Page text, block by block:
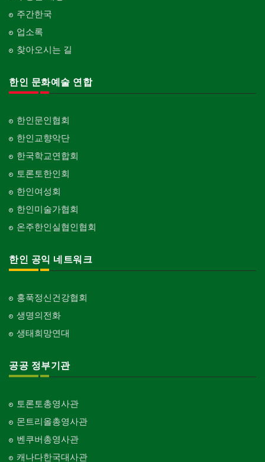
주간한국
업소록
찾아오시는 길
한인 문화예술 연합
한인문인협회
한인교향악단
한국학교연합회
토론토한인회
한인여성회
한인미술가협회
온주한인실협인협회
한인 공익 네트워크
홍푹정신건강협회
생명의전화
생태희망연대
공공 정부기관
토론토총영사관
몬트리올총영사관
벤쿠버총영사관
캐나다한국대사관